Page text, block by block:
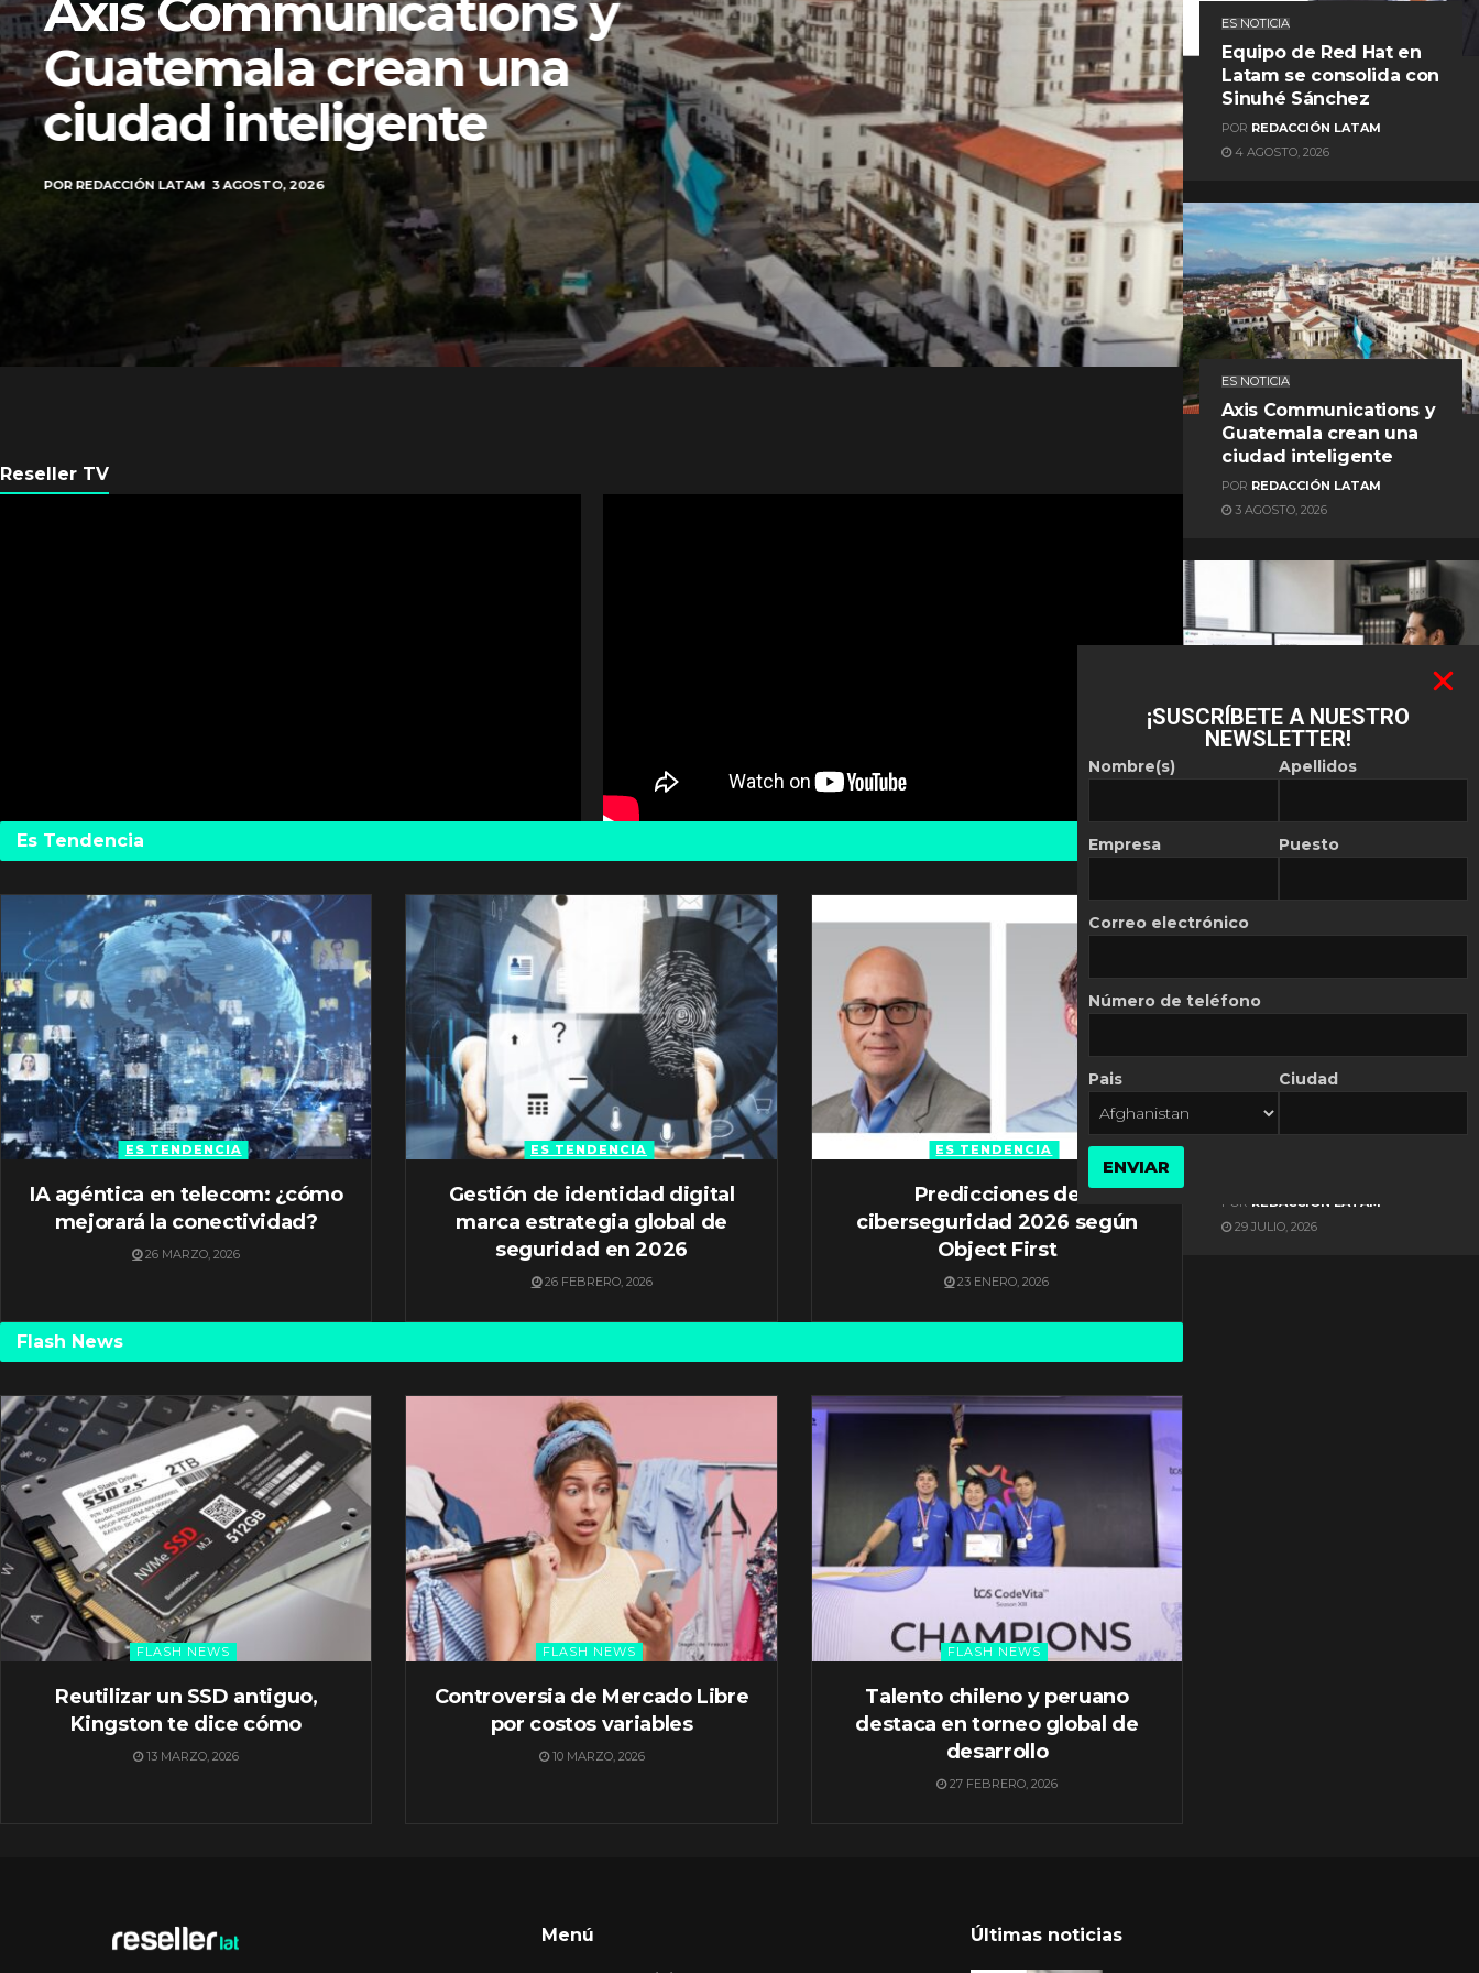
Axis Communications y
Guatemala crean una
ciudad inteligente
POR REDACCIÓN LATAM 3 AGOSTO, 2026
Reseller TV
Es Tendencia
ES TENDENCIA
IA agéntica en telecom: ¿cómo
mejorará la conectividad?
26 MARZO, 2026
ES TENDENCIA
Gestión de identidad digital
marca estrategia global de
seguridad en 2026
26 FEBRERO, 2026
ES TENDENCIA
Predicciones de
ciberseguridad 2026 según
Object First
23 ENERO, 2026
Flash News
FLASH NEWS
Reutilizar un SSD antiguo,
Kingston te dice cómo
13 MARZO, 2026
FLASH NEWS
Controversia de Mercado Libre
por costos variables
10 MARZO, 2026
FLASH NEWS
Talento chileno y peruano
destaca en torneo global de
desarrollo
27 FEBRERO, 2026
ES NOTICIA
Equipo de Red Hat en
Latam se consolida con
Sinuhé Sánchez
POR REDACCIÓN LATAM
4 AGOSTO, 2026
ES NOTICIA
Axis Communications y
Guatemala crean una
ciudad inteligente
POR REDACCIÓN LATAM
3 AGOSTO, 2026
ES NOTICIA
Automatización de las
REDACCIÓN LATAM
ES NOTICIA
POR REDACCIÓN LATAM
29 JULIO, 2026
Menú Últimas noticias
¡SUSCRÍBETE A NUESTRO
NEWSLETTER!
Nombre(s)
Empresa
Apellidos
Puesto
Correo electrónico
Número de teléfono
Pais Ciudad
ENVIAR